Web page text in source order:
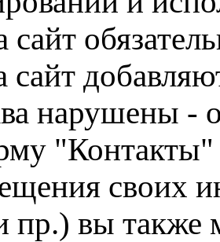
сайт
сайт
нарушены -
"Контакты"
своих
пр.) вы также